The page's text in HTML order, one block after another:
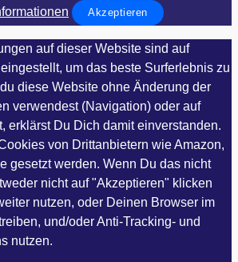
Akzeptieren
auf dieser Website sind auf
um das beste Surferlebnis zu
diese Website ohne Änderung der
verwendest (Navigation) oder auf
erklärst Du Dich damit einverstanden.
von Drittanbietern wie Amazon,
gesetzt werden. Wenn Du das nicht
nicht auf "Akzeptieren" klicken
nutzen, oder Deinen Browser im
und/oder Anti-Tracking- und
nutzen.